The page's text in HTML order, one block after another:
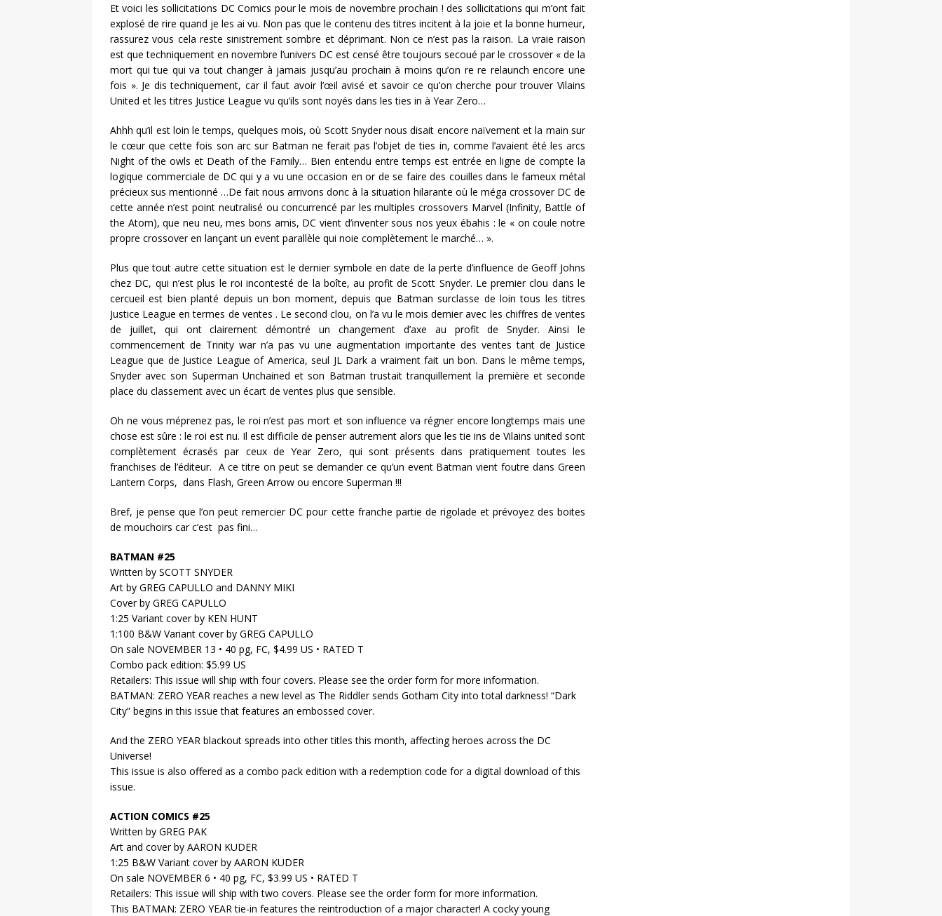
Et voici les sollicitations DC Comics pour le mois de novembre prochain ! des sollicitations qui m’ont fait
explosé de rire quand je les ai vu. Non pas que le contenu des titres incitent à la joie et la bonne humeur,
rassurez vous cela reste sinistrement sombre et déprimant. Non ce n’est pas la raison. La vraie raison
est que techniquement en novembre l’univers DC est censé être toujours secoué par le crossover « de la
mort qui tue qui va tout changer à jamais jusqu’au prochain à moins qu’on re re relaunch encore une
fois ». Je dis techniquement, car il faut avoir l’œil avisé et savoir ce qu’on cherche pour trouver Vilains
United et les titres Justice League vu qu’ils sont noyés dans les ties in à Year Zero…
Ahhh qu’il est loin le temps, quelques mois, où Scott Snyder nous disait encore naïvement et la main sur
le cœur que cette fois son arc sur Batman ne ferait pas l’objet de ties in, comme l’avaient été les arcs
Night of the owls et Death of the Family… Bien entendu entre temps est entrée en ligne de compte la
logique commerciale de DC qui y a vu une occasion en or de se faire des couilles dans le fameux métal
précieux sus mentionné …De fait nous arrivons donc à la situation hilarante où le méga crossover DC de
cette année n’est point neutralisé ou concurrencé par les multiples crossovers Marvel (Infinity, Battle of
the Atom), que neu neu, mes bons amis, DC vient d’inventer sous nos yeux ébahis : le « on coule notre
propre crossover en lançant un event parallèle qui noie complètement le marché… ».
Plus que tout autre cette situation est le dernier symbole en date de la perte d’influence de Geoff Johns
chez DC, qui n’est plus le roi incontesté de la boîte, au profit de Scott Snyder. Le premier clou dans le
cercueil est bien planté depuis un bon moment, depuis que Batman surclasse de loin tous les titres
Justice League en termes de ventes . Le second clou, on l’a vu le mois dernier avec les chiffres de ventes
de juillet, qui ont clairement démontré un changement d’axe au profit de Snyder. Ainsi le
commencement de Trinity war n’a pas vu une augmentation importante des ventes tant de Justice
League que de Justice League of America, seul JL Dark a vraiment fait un bon. Dans le même temps,
Snyder avec son Superman Unchained et son Batman trustait tranquillement la première et seconde
place du classement avec un écart de ventes plus que sensible.
Oh ne vous méprenez pas, le roi n’est pas mort et son influence va régner encore longtemps mais une
chose est sûre : le roi est nu. Il est difficile de penser autrement alors que les tie ins de Vilains united sont
complètement écrasés par ceux de Year Zero, qui sont présents dans pratiquement toutes les
franchises de l’éditeur. A ce titre on peut se demander ce qu’un event Batman vient foutre dans Green
Lantern Corps, dans Flash, Green Arrow ou encore Superman !!!
Bref, je pense que l’on peut remercier DC pour cette franche partie de rigolade et prévoyez des boites
de mouchoirs car c’est pas fini…
BATMAN #25
Written by SCOTT SNYDER
Art by GREG CAPULLO and DANNY MIKI
Cover by GREG CAPULLO
1:25 Variant cover by KEN HUNT
1:100 B&W Variant cover by GREG CAPULLO
On sale NOVEMBER 13 • 40 pg, FC, $4.99 US • RATED T
Combo pack edition: $5.99 US
Retailers: This issue will ship with four covers. Please see the order form for more information.
BATMAN: ZERO YEAR reaches a new level as The Riddler sends Gotham City into total darkness! “Dark
City” begins in this issue that features an embossed cover.
And the ZERO YEAR blackout spreads into other titles this month, affecting heroes across the DC
Universe!
This issue is also offered as a combo pack edition with a redemption code for a digital download of this
issue.
ACTION COMICS #25
Written by GREG PAK
Art and cover by AARON KUDER
1:25 B&W Variant cover by AARON KUDER
On sale NOVEMBER 6 • 40 pg, FC, $3.99 US • RATED T
Retailers: This issue will ship with two covers. Please see the order form for more information.
This BATMAN: ZERO YEAR tie-in features the reintroduction of a major character! A cocky young